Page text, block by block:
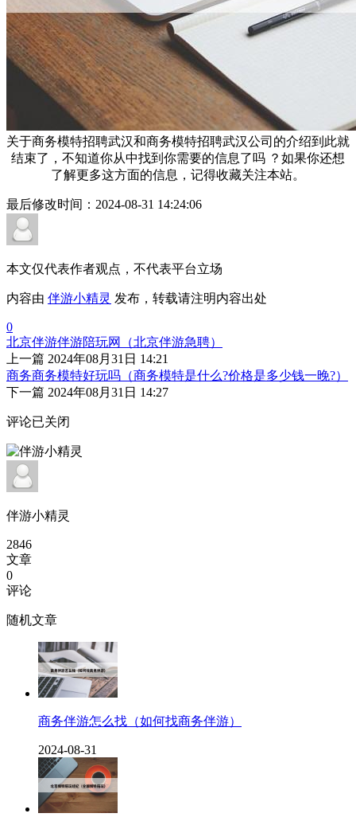
关于商务模特招聘武汉和商务模特招聘武汉公司的介绍到此就
结束了，不知道你从中找到你需要的信息了吗 ？如果你还想
了解更多这方面的信息，记得收藏关注本站。
最后修改时间： 2024-08-31 14:24:06
本文仅代表作者观点，不代表平台立场
内容由 伴游小精灵 发布，转载请注明内容出处
0
北京伴游伴游陪玩网（北京伴游急聘）
上一篇 2024年08月31日 14:21
商务商务模特好玩吗（商务模特是什么?价格是多少钱一晚?）
下一篇 2024年08月31日 14:27
评论已关闭
伴游小精灵
2846
文章
0
评论
随机文章
商务伴游怎么找（如何找商务伴游）
2024-08-31